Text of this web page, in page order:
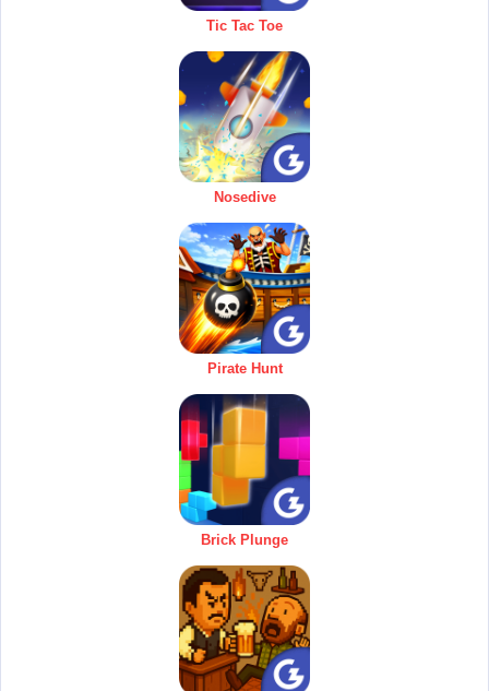
Tic Tac Toe
Nosedive
Pirate Hunt
Brick Plunge